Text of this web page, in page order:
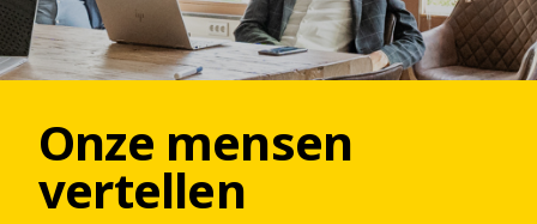
Onze mensen
vertellen